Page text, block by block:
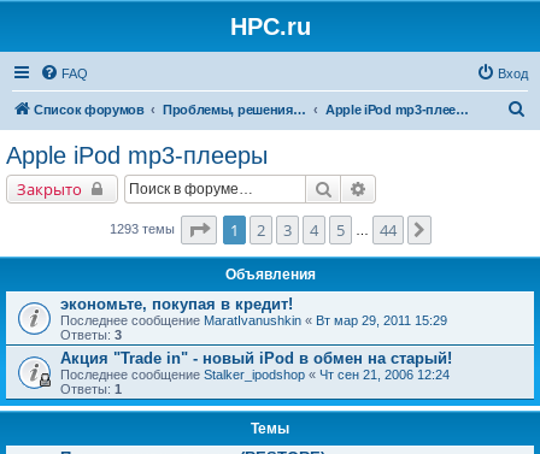
HPC.ru
FAQ Вход
Список форумов Проблемы, решения, советы Apple iPod mp3-плееры
Apple iPod mp3-плееры
Закрыто Поиск
1293 темы Страница1 из
1 2 3 4 5 44
Объявления
экономьте, покупая в кредит!
Последнее сообщение MaratIvanushkin « Вт мар 29, 2011 15:29
Ответы: 3
Акция "Trade in" - новый iPod в обмен на старый!
Последнее сообщение Stalker_ipodshop « Чт сен 21, 2006 12:24
Ответы: 1
Темы